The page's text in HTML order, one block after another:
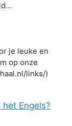
je leuke en
op onze
links/)
het Engels?